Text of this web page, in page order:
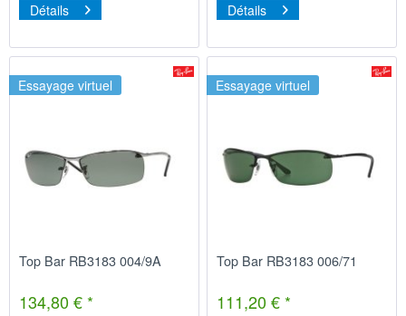
Détails Détails
Essayage virtuel
Top Bar RB3183 004/9A
134,80 € *
Essayage virtuel
Top Bar RB3183 006/71
111,20 € *